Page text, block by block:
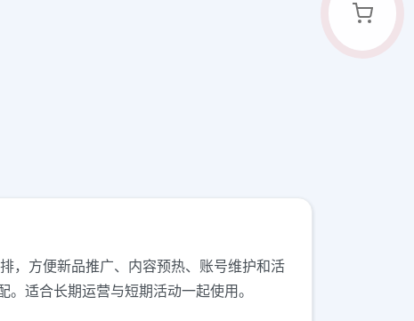
，方便新品推广、内容预热、账号维护和活
适合长期运营与短期活动一起使用。